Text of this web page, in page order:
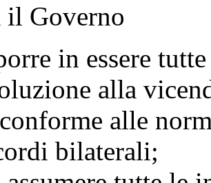
il Governo
in essere tutte
alla
alle
bilaterali;